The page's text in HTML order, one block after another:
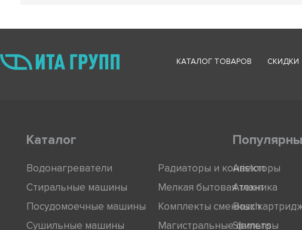
КАТАЛОГ ТОВАРОВ СКИДКИ
Каталог
Водонагреватели
Стиральные машины
Посудомоечные машины
Сушильные машины
Радиаторы и конвекторы
Мелкая бытовая техника
Комплекты сменных
Магистральные фильтры
Ariston
Атлант
Bosch
Siemens